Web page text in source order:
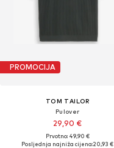
PROMOCIJA
TOM TAILOR
Pulover
29,90 €
Prvotno: 49,90 €
Posljednja najniža cijena:20,93 €